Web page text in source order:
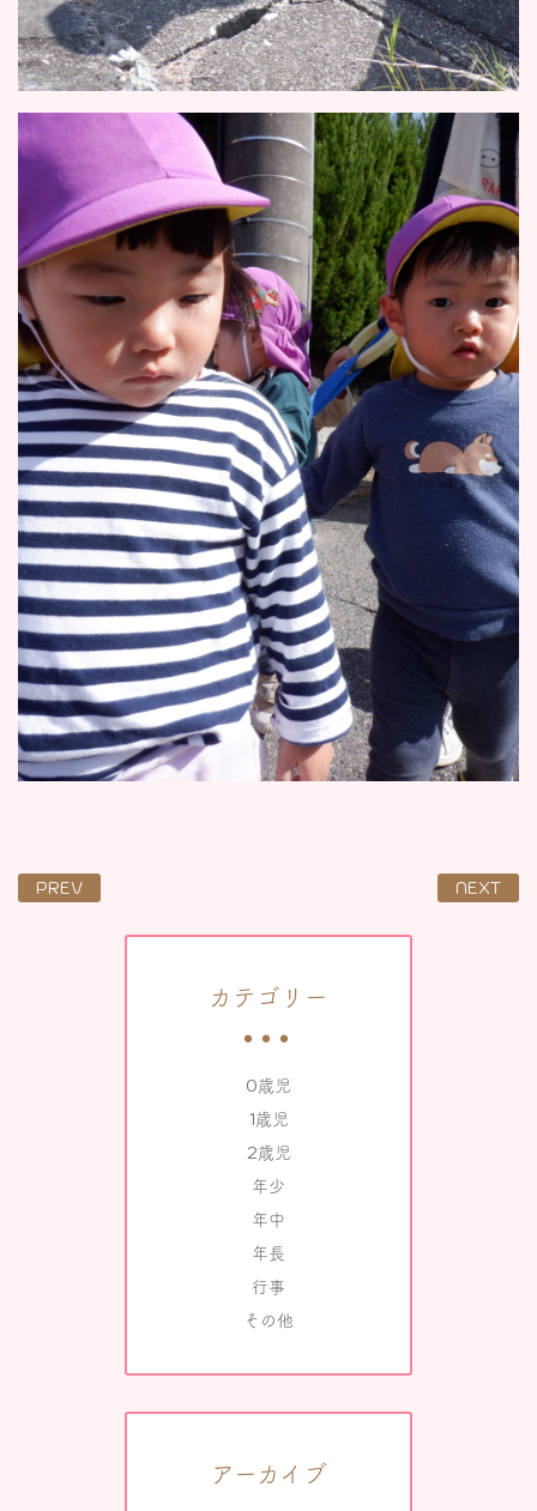
PREV NEXT
カテゴリー
0歳児
1歳児
2歳児
年少
年中
年長
行事
その他
アーカイブ